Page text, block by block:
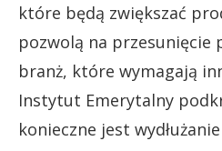
które będą zwiększać
pozwolą na przesunięcie
branż, które wymagają
Instytut Emerytalny
konieczne jest